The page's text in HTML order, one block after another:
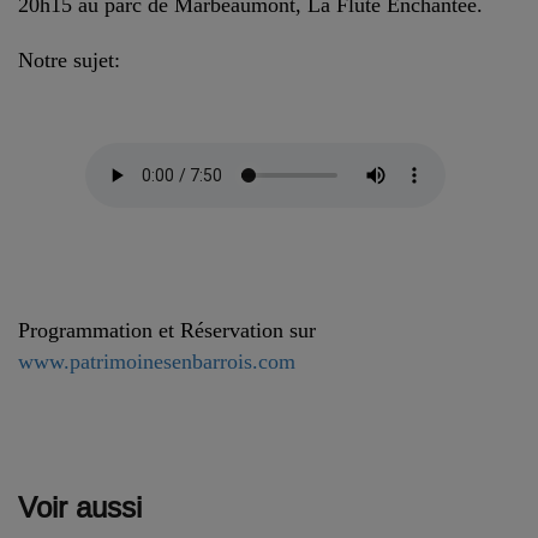
Notre sujet:
Programmation et Réservation sur
www.patrimoinesenbarrois.com
Voir aussi